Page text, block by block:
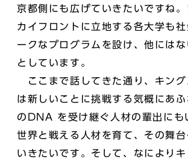
京都側にも広げていきたいですね
カイフロントに立地する各大学も
ークなプログラムを設け、他には
としています。
ここまで話してきた通り、キング
は新しいことに挑戦する気概にあ
のDNA を受け継ぐ人材の輩出にも
世界と戦える人材を育て、その舞
いきたいです。そして、なにより